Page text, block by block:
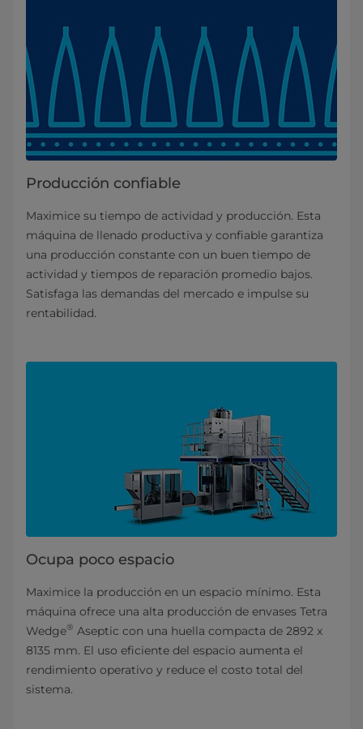
Producción confiable
Maximice su tiempo de actividad y producción. Esta
máquina de llenado productiva y confiable garantiza
una producción constante con un buen tiempo de
actividad y tiempos de reparación promedio bajos.
Satisfaga las demandas del mercado e impulse su
rentabilidad.
Ocupa poco espacio
Maximice la producción en un espacio mínimo. Esta
máquina ofrece una alta producción de envases Tetra
Wedge® Aseptic con una huella compacta de 2892 x
8135 mm. El uso eficiente del espacio aumenta el
rendimiento operativo y reduce el costo total del
sistema.